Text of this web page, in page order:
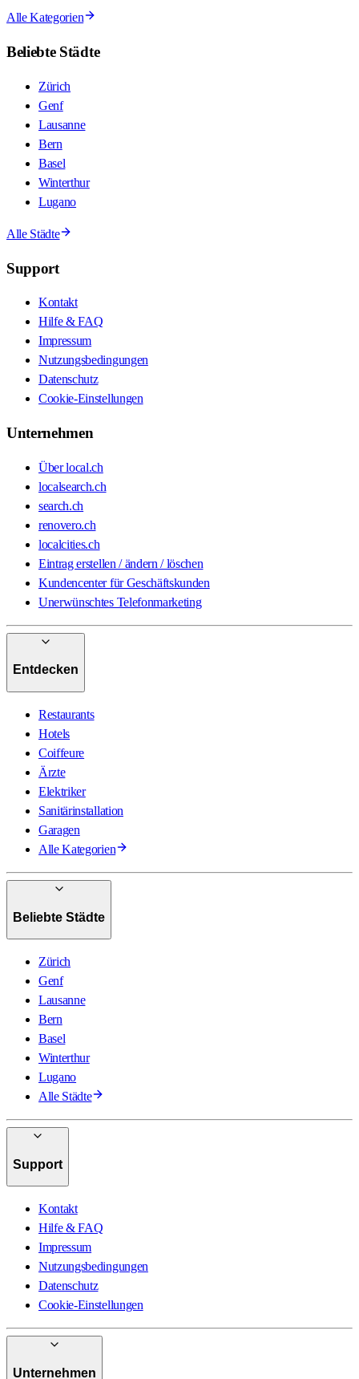
Alle Kategorien
Beliebte Städte
Zürich
Genf
Lausanne
Bern
Basel
Winterthur
Lugano
Alle Städte
Support
Kontakt
Hilfe & FAQ
Impressum
Nutzungsbedingungen
Datenschutz
Cookie-Einstellungen
Unternehmen
Über local.ch
localsearch.ch
search.ch
renovero.ch
localcities.ch
Eintrag erstellen / ändern / löschen
Kundencenter für Geschäftskunden
Unerwünschtes Telefonmarketing
Entdecken
Restaurants
Hotels
Coiffeure
Ärzte
Elektriker
Sanitärinstallation
Garagen
Alle Kategorien
Beliebte Städte
Zürich
Genf
Lausanne
Bern
Basel
Winterthur
Lugano
Alle Städte
Support
Kontakt
Hilfe & FAQ
Impressum
Nutzungsbedingungen
Datenschutz
Cookie-Einstellungen
Unternehmen